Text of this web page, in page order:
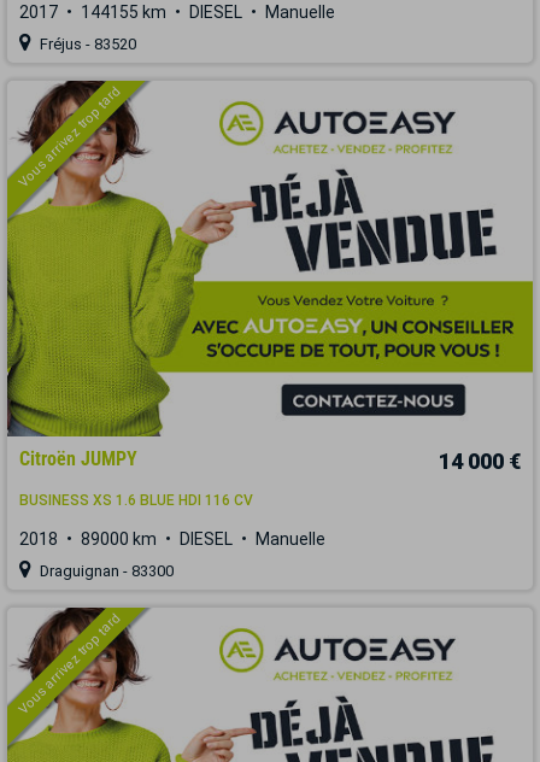
2017 144155 km DIESEL Manuelle
Fréjus - 83520
Vous arrivez trop tard
Citroën JUMPY 14 000 €
BUSINESS XS 1.6 BLUE HDI 116 CV
2018 89000 km DIESEL Manuelle
Draguignan - 83300
Vous arrivez trop tard